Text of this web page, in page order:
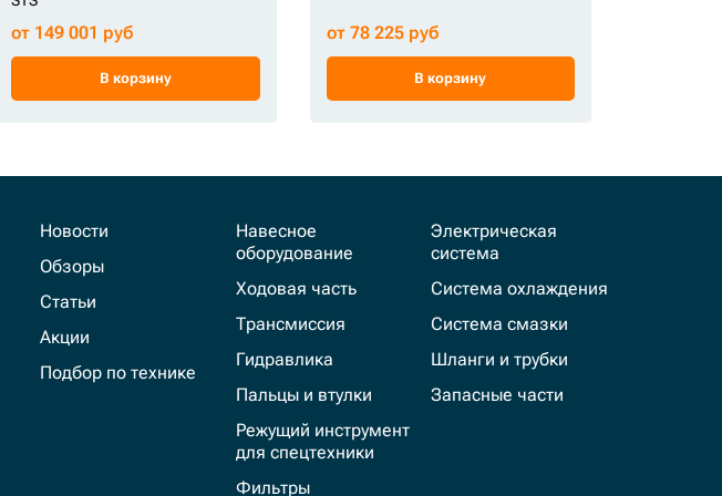
от 149 001 руб
В корзину
от 78 225 руб
В корзину
Новости
Обзоры
Статьи
Акции
Подбор по технике
Навесное
оборудование
Ходовая часть
Трансмиссия
Гидравлика
Пальцы и втулки
Режущий инструмент
для спецтехники
Фильтры
Электрическая
система
Система охлаждения
Система смазки
Шланги и трубки
Запасные части